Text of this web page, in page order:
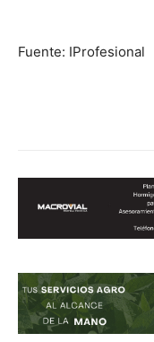
Fuente: IProfesional